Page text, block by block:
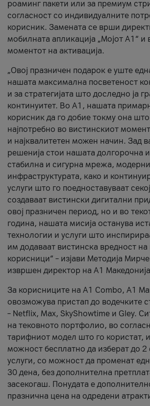
роаминг пакети или за премиум
согласност со индивидуалните
корисник. Замената се врши
мобилната апликација „Мојот А1“
моментот на активација.
„Овој празничен подарок е уште
нашата максимална посветеност
и за стратегијата што доследно ја
континуитет. Во А1, нашата
корисник да го добие токму она
најпотребно во вистинскиот
и најквалитетен можен начин. Зад
решенија стои нашата долгорочна
стабилна и сигурна мрежа,
инфраструктурата, како и
услуги што го поедноставуваат
создаваат вистински дигитални
овој празничен период, но и во
година, нашата мисија останува
технологии и услуги што
им додаваат вистинска вредност
корисници“ – изјави Методија
извршен директор на А1
За корисниците на A1 Combo, А1
овозможува пристап до водечките
– Netflix, Max, SkyShowtime и Gley.
на тековното портфолио, во
тарифниот модел што го користат,
можност бесплатно да изберат до 2
услуги, со можност да променат
30 дена, без дополнителна
засекогаш. Понудата е
празнична цена на одредени